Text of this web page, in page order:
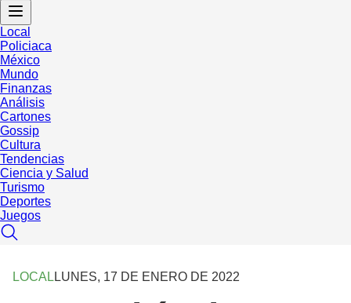
Local
Policiaca
México
Mundo
Finanzas
Análisis
Cartones
Gossip
Cultura
Tendencias
Ciencia y Salud
Turismo
Deportes
Juegos
LOCAL LUNES, 17 DE ENERO DE 2022